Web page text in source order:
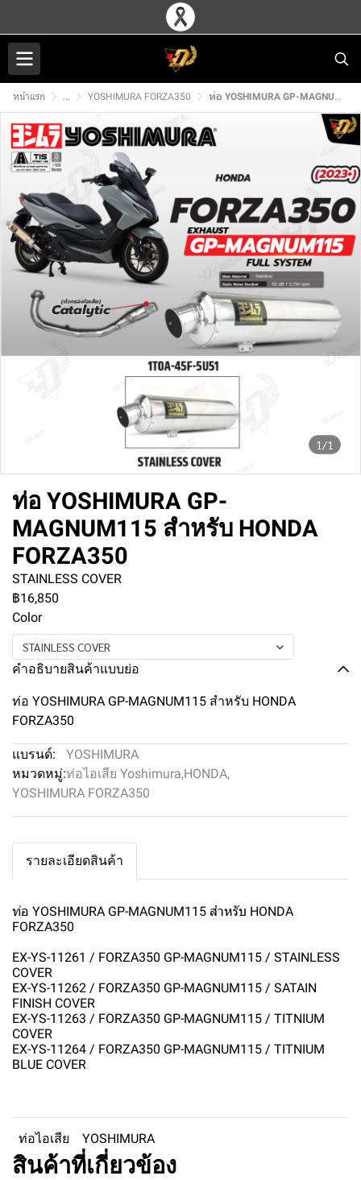
หน้าแรก ... YOSHIMURA FORZA350 ท่อ YOSHIMURA GP-MAGNUM115 สำหรับ HONDA FORZA350
1/1
ท่อ YOSHIMURA GP-
MAGNUM115 สำหรับ HONDA
FORZA350
STAINLESS COVER
฿16,850
Color
STAINLESS COVER
คำอธิบายสินค้าแบบย่อ
ท่อ YOSHIMURA GP-MAGNUM115 สำหรับ HONDA
FORZA350
แบรนด์:
YOSHIMURA
หมวดหมู่:ท่อไอเสีย Yoshimura,HONDA,
YOSHIMURA FORZA350
รายละเอียดสินค้า
ท่อ YOSHIMURA GP-MAGNUM115 สำหรับ HONDA
FORZA350
EX-YS-11261 / FORZA350 GP-MAGNUM115 / STAINLESS
COVER
EX-YS-11262 / FORZA350 GP-MAGNUM115 / SATAIN
FINISH COVER
EX-YS-11263 / FORZA350 GP-MAGNUM115 / TITNIUM
COVER
EX-YS-11264 / FORZA350 GP-MAGNUM115 / TITNIUM
BLUE COVER
ท่อไอเสีย YOSHIMURA
สินค้าที่เกี่ยวข้อง